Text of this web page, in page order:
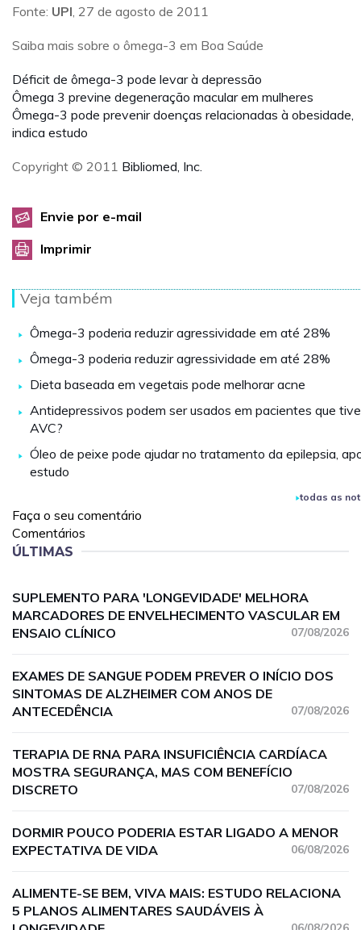
Fonte: UPI, 27 de agosto de 2011
Saiba mais sobre o ômega-3 em Boa Saúde
Déficit de ômega-3 pode levar à depressão
Ômega 3 previne degeneração macular em mulheres
Ômega-3 pode prevenir doenças relacionadas à obesidade,
indica estudo
Copyright © 2011 Bibliomed, Inc.
Envie por e-mail
Imprimir
Veja também
Ômega-3 poderia reduzir agressividade em até 28%
Ômega-3 poderia reduzir agressividade em até 28%
Dieta baseada em vegetais pode melhorar acne
Antidepressivos podem ser usados em pacientes que
AVC?
Óleo de peixe pode ajudar no tratamento da epilepsia,
estudo
todas as
Faça o seu comentário
Comentários
ÚLTIMAS
SUPLEMENTO PARA 'LONGEVIDADE' MELHORA
MARCADORES DE ENVELHECIMENTO VASCULAR EM
ENSAIO CLÍNICO
07/08/2026
EXAMES DE SANGUE PODEM PREVER O INÍCIO DOS
SINTOMAS DE ALZHEIMER COM ANOS DE
ANTECEDÊNCIA
07/08/2026
TERAPIA DE RNA PARA INSUFICIÊNCIA CARDÍACA
MOSTRA SEGURANÇA, MAS COM BENEFÍCIO
DISCRETO
07/08/2026
DORMIR POUCO PODERIA ESTAR LIGADO A MENOR
EXPECTATIVA DE VIDA
06/08/2026
ALIMENTE-SE BEM, VIVA MAIS: ESTUDO RELACIONA
5 PLANOS ALIMENTARES SAUDÁVEIS À